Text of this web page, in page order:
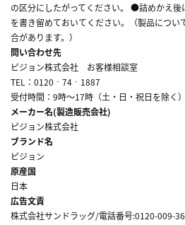
の区分にしたがってください。 ●詰めかえ
を書き留めておいてください。（製品につ
合があります。）
問い合わせ先
ピジョン株式会社 お客様相談室
TEL：0120‐74‐1887
受付時間：9時～17時（土・日・祝日を除く）
メーカー名(製造販売会社)
ピジョン株式会社
ブランド名
ピジョン
原産国
日本
広告文責
株式会社サンドラッグ/電話番号:0120-009-